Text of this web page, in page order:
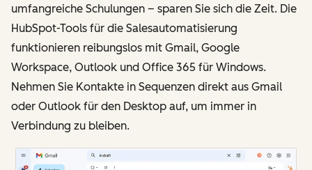
umfangreiche Schulungen – sparen Sie sich die Zeit. Die
HubSpot-Tools für die Salesautomatisierung
funktionieren reibungslos mit Gmail, Google
Workspace, Outlook und Office 365 für Windows.
Nehmen Sie Kontakte in Sequenzen direkt aus Gmail
oder Outlook für den Desktop auf, um immer in
Verbindung zu bleiben.